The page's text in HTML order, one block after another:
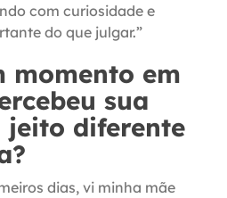
com curiosidade e
do que julgar.”
momento em
sua
jeito diferente
dias, vi minha mãe